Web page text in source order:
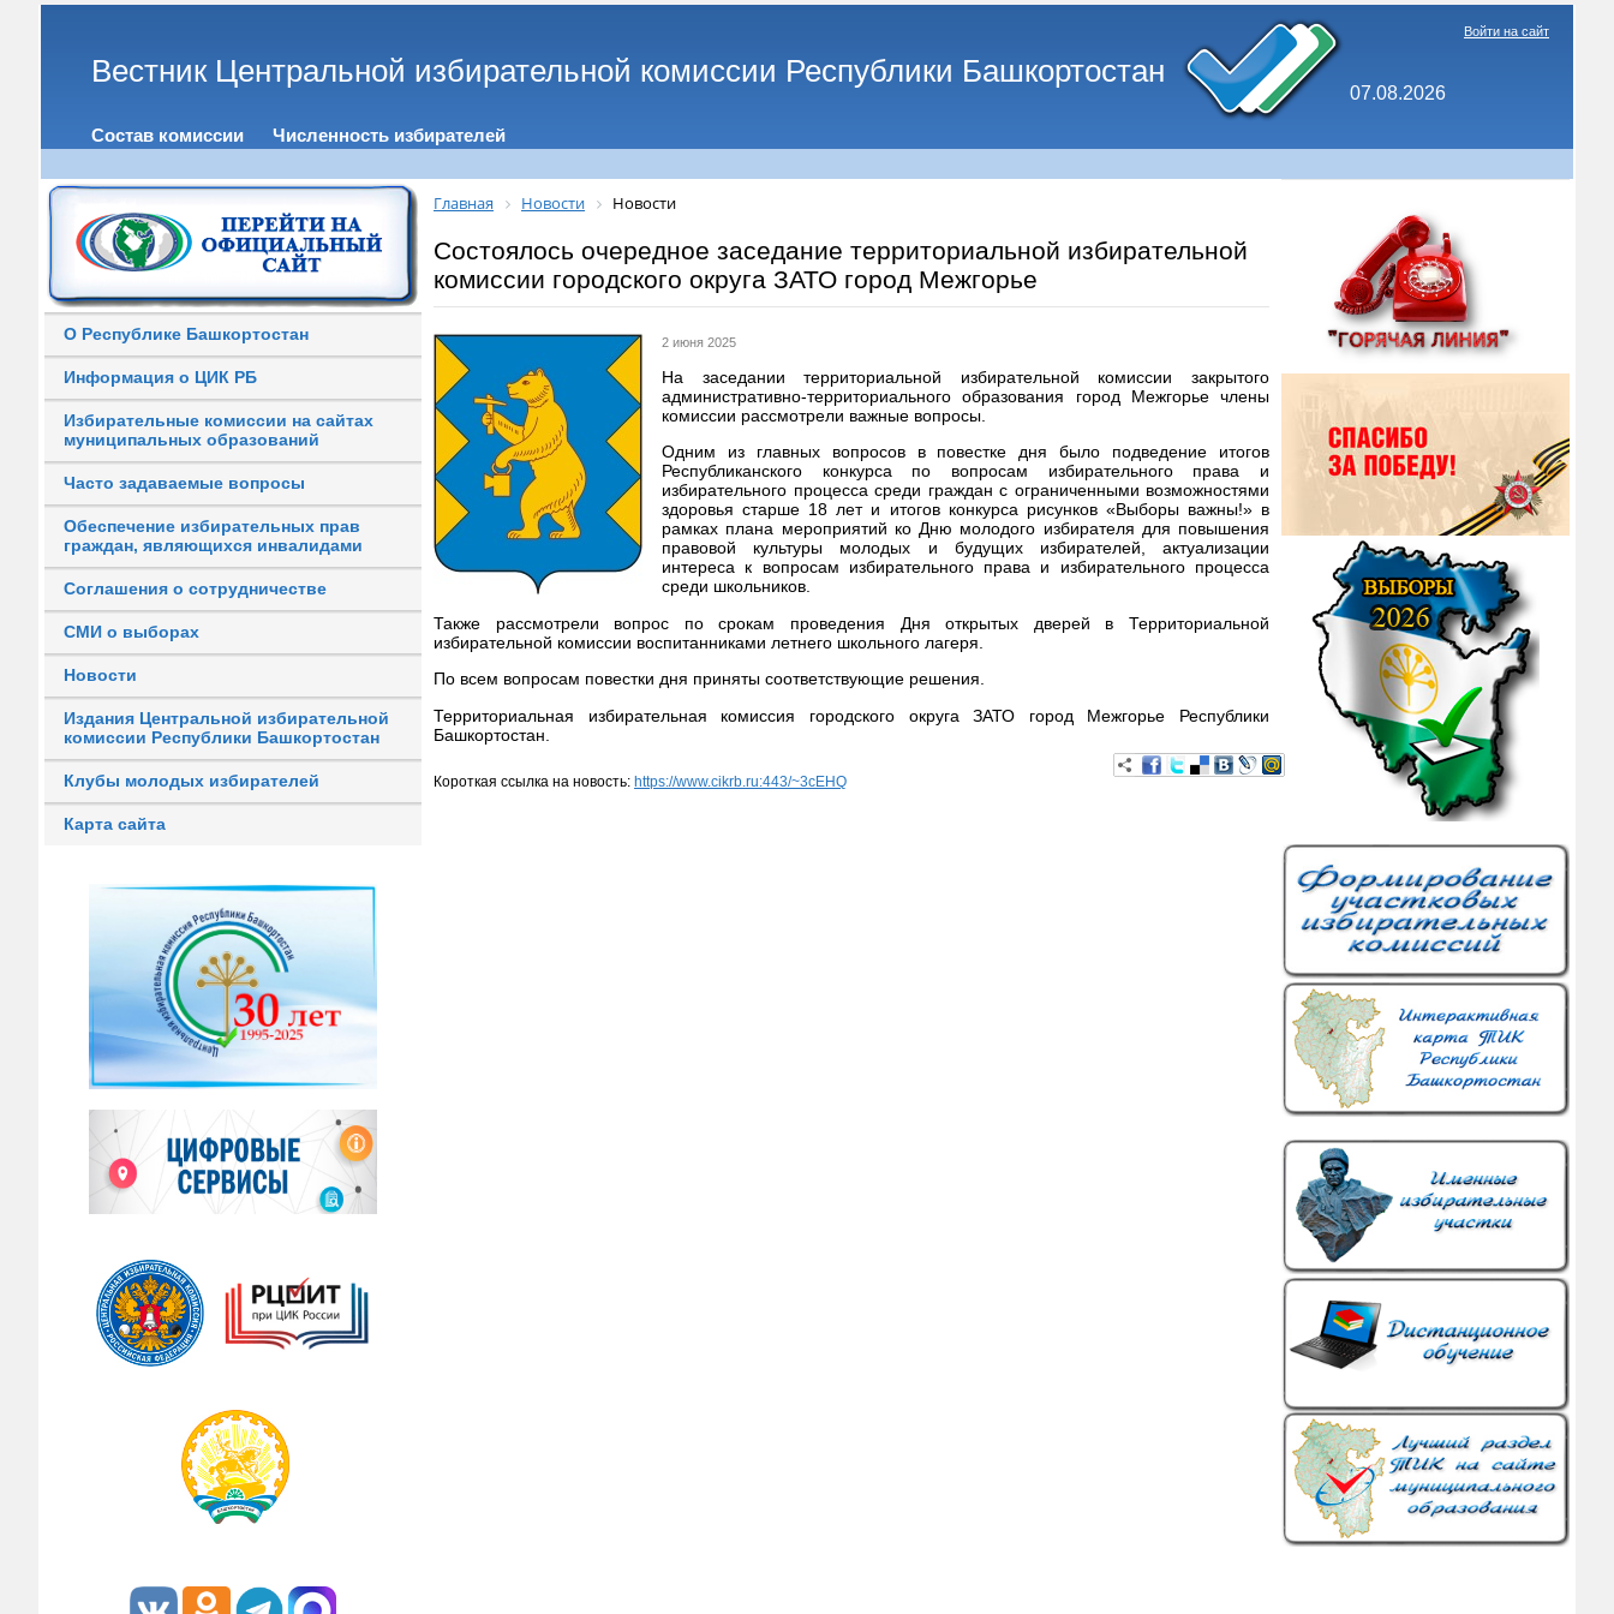
Вестник Центральной избирательной комиссии Республики Башкортостан
07.08.2026
Войти на сайт
Состав комиссии Численность избирателей
О Республике Башкортостан
Информация о ЦИК РБ
Избирательные комиссии на сайтах
муниципальных образований
Часто задаваемые вопросы
Обеспечение избирательных прав
граждан, являющихся инвалидами
Соглашения о сотрудничестве
СМИ о выборах
Новости
Издания Центральной избирательной
комиссии Республики Башкортостан
Клубы молодых избирателей
Карта сайта
Главная Новости Новости
Состоялось очередное заседание территориальной избирательной
комиссии городского округа ЗАТО город Межгорье
2 июня 2025
На заседании территориальной избирательной комиссии закрытого
административно-территориального образования город Межгорье члены
комиссии рассмотрели важные вопросы.
Одним из главных вопросов в повестке дня было подведение итогов
Республиканского конкурса по вопросам избирательного права и
избирательного процесса среди граждан с ограниченными возможностями
здоровья старше 18 лет и итогов конкурса рисунков «Выборы важны!» в
рамках плана мероприятий ко Дню молодого избирателя для повышения
правовой культуры молодых и будущих избирателей, актуализации
интереса к вопросам избирательного права и избирательного процесса
среди школьников.
Также рассмотрели вопрос по срокам проведения Дня открытых дверей в Территориальной
избирательной комиссии воспитанниками летнего школьного лагеря.
По всем вопросам повестки дня приняты соответствующие решения.
Территориальная избирательная комиссия городского округа ЗАТО город Межгорье Республики
Башкортостан.
Короткая ссылка на новость: https://www.cikrb.ru:443/~3cEHQ